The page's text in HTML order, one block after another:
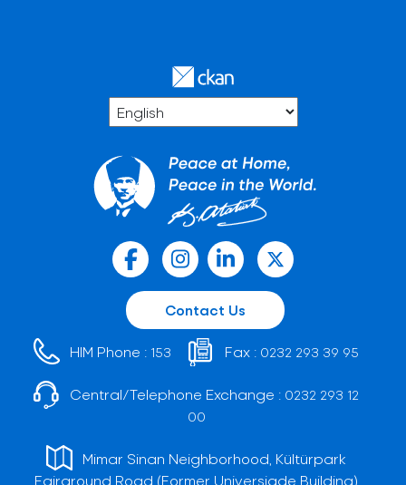
Contact Us
HIM Phone : 153 Fax : 0232 293 39 95
Central/Telephone Exchange : 0232 293 12
00
Mimar Sinan Neighborhood, Kültürpark
Fairground Road (Former Universiade Building)